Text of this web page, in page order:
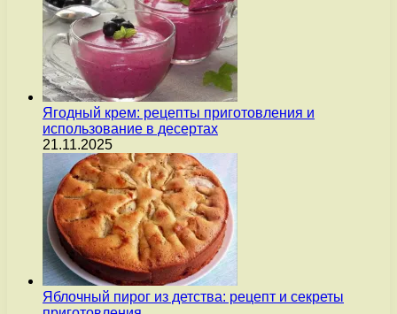
Ягодный крем: рецепты приготовления и
использование в десертах
21.11.2025
Яблочный пирог из детства: рецепт и секреты